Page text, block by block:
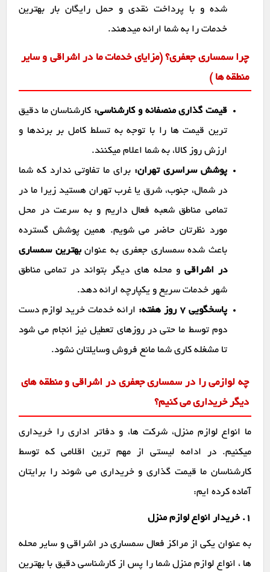
شده و با پرداخت نقدی و حمل رایگان بار بهترین
خدمات را به شما ارائه میدهند.
چرا سمساری جعفری؟ (مزایای خدمات ما در اشراقی و سایر
منطقه ها )
قیمت گذاری منصفانه و کارشناسی: کارشناسان ما دقیق
ترین قیمت ها را با توجه به تسلط کامل بر برندها و
ارزش روز کالا، به شما اعلام میکنند.
پوشش سراسری تهران: برای ما تفاوتی ندارد که شما
در شمال، جنوب، شرق یا غرب تهران هستید زیرا ما در
تمامی مناطق شعبه فعال داریم و به سرعت در محل
مورد نظرتان حاضر می شویم. همین پوشش گسترده
باعث شده سمساری جعفری به عنوانبهترین سمساری
در اشراقی و محله های دیگر بتواند در تمامی مناطق
شهر خدمات سریع و یکپارچه ارائه دهد.
پاسخگویی ۷ روز هفته:
ارائه خدمات خرید لوازم دست
دوم توسط ما حتی در روزهای تعطیل نیز انجام می شود
تا مشغله کاری شما مانع فروش وسایلتان نشود.
چه لوازمی را در سمساری جعفری در اشراقی و منطقه های
دیگر خریداری می کنیم؟
ما انواع لوازم منزل، شرکت ها، و دفاتر اداری را خریداری
میکنیم. در ادامه لیستی از مهم ترین اقلامی که توسط
کارشناسان ما قیمت گذاری و خریداری می شوند را برایتان
آماده کرده ایم:
1. خریدار انواع لوازم منزل
به عنوان یکی از مراکز فعال سمساری در اشراقی و سایر محله
ها ، انواع لوازم منزل شما را پس از کارشناسی دقیق با بهترین